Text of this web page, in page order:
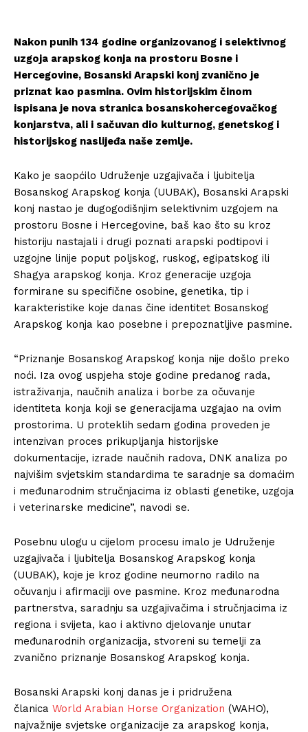
Nakon punih 134 godine organizovanog i selektivnog
uzgoja arapskog konja na prostoru Bosne i
Hercegovine, Bosanski Arapski konj zvanično je
priznat kao pasmina. Ovim historijskim činom
ispisana je nova stranica bosanskohercegovačkog
konjarstva, ali i sačuvan dio kulturnog, genetskog i
historijskog naslijeđa naše zemlje.
Kako je saopćilo Udruženje uzgajivača i ljubitelja
Bosanskog Arapskog konja (UUBAK), Bosanski Arapski
konj nastao je dugogodišnjim selektivnim uzgojem na
prostoru Bosne i Hercegovine, baš kao što su kroz
historiju nastajali i drugi poznati arapski podtipovi i
uzgojne linije poput poljskog, ruskog, egipatskog ili
Shagya arapskog konja. Kroz generacije uzgoja
formirane su specifične osobine, genetika, tip i
karakteristike koje danas čine identitet Bosanskog
Arapskog konja kao posebne i prepoznatljive pasmine.
“Priznanje Bosanskog Arapskog konja nije došlo preko
noći. Iza ovog uspjeha stoje godine predanog rada,
istraživanja, naučnih analiza i borbe za očuvanje
identiteta konja koji se generacijama uzgajao na ovim
prostorima. U proteklih sedam godina proveden je
intenzivan proces prikupljanja historijske
dokumentacije, izrade naučnih radova, DNK analiza po
najvišim svjetskim standardima te saradnje sa domaćim
i međunarodnim stručnjacima iz oblasti genetike, uzgoja
i veterinarske medicine”, navodi se.
Posebnu ulogu u cijelom procesu imalo je Udruženje
uzgajivača i ljubitelja Bosanskog Arapskog konja
(UUBAK), koje je kroz godine neumorno radilo na
očuvanju i afirmaciji ove pasmine. Kroz međunarodna
partnerstva, saradnju sa uzgajivačima i stručnjacima iz
regiona i svijeta, kao i aktivno djelovanje unutar
međunarodnih organizacija, stvoreni su temelji za
zvanično priznanje Bosanskog Arapskog konja.
Bosanski Arapski konj danas je i pridružena
članica World Arabian Horse Organization (WAHO),
najvažnije svjetske organizacije za arapskog konja,